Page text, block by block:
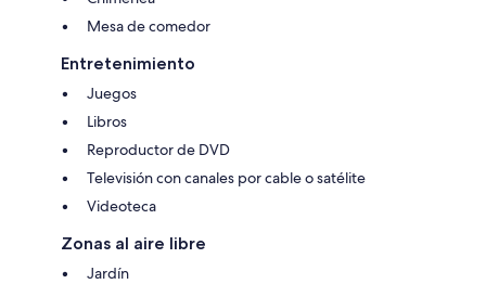
Mesa de comedor
Entretenimiento
Juegos
Libros
Reproductor de DVD
Televisión con canales por cable o satélite
Videoteca
Zonas al aire libre
Jardín